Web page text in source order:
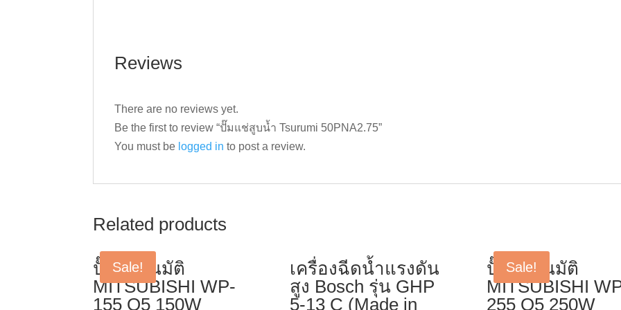
Reviews
There are no reviews yet.
Be the first to review “ปั๊มแช่สูบน้ำ Tsurumi 50PNA2.75”
You must be logged in to post a review.
Related products
Sale!
ปั๊มอัตโนมัติ
MITSUBISHI WP-
155 Q5 150W
เครื่องฉีดน้ำแรงดัน
สูง Bosch รุ่น GHP
5-13 C (Made in
Sale!
ปั๊มอัตโนมัติ
MITSUBISHI
255 Q5 250W